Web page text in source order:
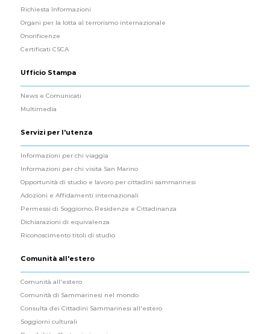
Richiesta Informazioni
Organi per la lotta al terrorismo internazionale
Onorificenze
Certificati CSCA
Ufficio Stampa
News e Comunicati
Multimedia
Servizi per l'utenza
Informazioni per chi viaggia
Informazioni per chi visita San Marino
Opportunità di studio e lavoro per cittadini sammarinesi
Adozioni e Affidamenti internazionali
Permessi di Soggiorno, Residenze e Cittadinanza
Dichiarazioni di equivalenza
Riconoscimento titoli di studio
Comunità all'estero
Comunità all'estero
Comunità di Sammarinesi nel mondo
Consulta dei Cittadini Sammarinesi all'estero
Soggiorni culturali